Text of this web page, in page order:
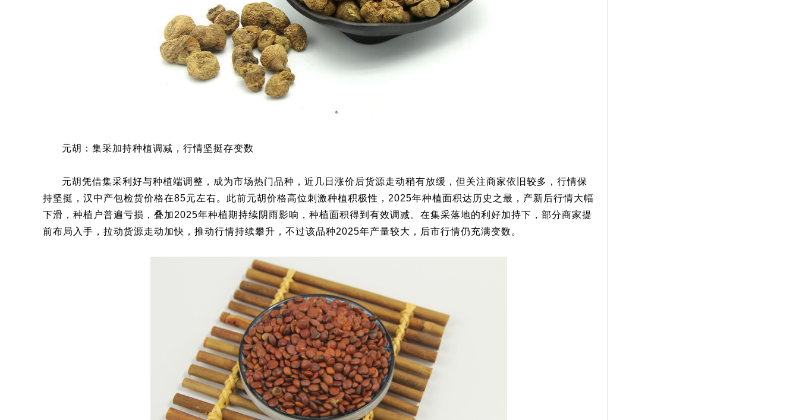
元胡：集采加持种植调减，行情坚挺存变数
元胡凭借集采利好与种植端调整，成为市场热门品种，近几日涨价后货源走动稍有放缓，但关注商家依旧较多，行情保
持坚挺，汉中产包检货价格在85元左右。此前元胡价格高位刺激种植积极性，2025年种植面积达历史之最，产新后行情大幅
下滑，种植户普遍亏损，叠加2025年种植期持续阴雨影响，种植面积得到有效调减。在集采落地的利好加持下，部分商家提
前布局入手，拉动货源走动加快，推动行情持续攀升，不过该品种2025年产量较大，后市行情仍充满变数。